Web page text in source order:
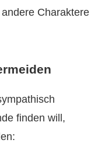
Charaktere
finden will,